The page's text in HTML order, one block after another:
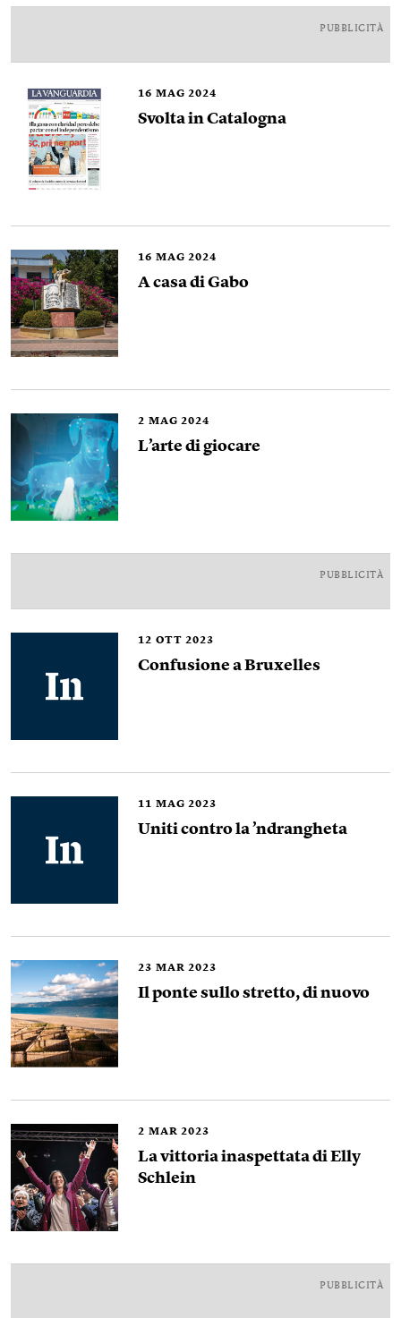
PUBBLICITÀ
16 MAG 2024
Svolta in Catalogna
16 MAG 2024
A casa di Gabo
2 MAG 2024
L’arte di giocare
PUBBLICITÀ
12 OTT 2023
Confusione a Bruxelles
11 MAG 2023
Uniti contro la ’ndrangheta
23 MAR 2023
Il ponte sullo stretto, di nuovo
2 MAR 2023
La vittoria inaspettata di Elly
Schlein
PUBBLICITÀ